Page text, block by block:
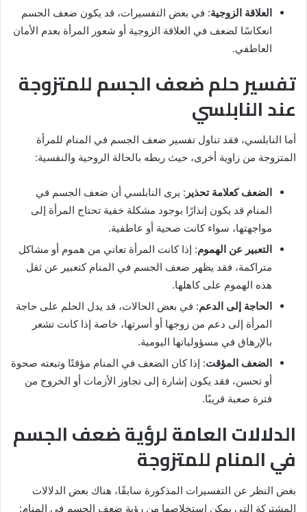
العلاقة الزوجية: في بعض التفسيرات، قد يكون ضعف الجسم
انعكاسًا لضعف في العلاقة الزوجية أو شعور المرأة بعدم الأمان
العاطفي.
تفسير حلم ضعف الجسم للمتزوجة
عند النابلسي
أما النابلسي، فقد تناول تفسير ضعف الجسم في المنام للمرأة
المتزوجة من زاوية أخرى، حيث ربطه بالحالة الروحية والنفسية:
الضعف كعلامة تحذير : يرى النابلسي أن ضعف الجسم في
المنام قد يكون إنذارًا بوجود مشكلة خفية تحتاج المرأة إلى
مواجهتها، سواء كانت صحية أو عاطفية.
التعبير عن الهموم: إذا كانت المرأة تعاني من هموم أو مشاكل
متراكمة، فقد يظهر ضعف الجسم في المنام كتعبير عن ثقل
هذه الهموم على كاهلها.
الحاجة إلى الدعم: في بعض الحالات، قد يدل الحلم على حاجة
المرأة إلى دعم من زوجها أو أسرتها، خاصة إذا كانت تشعر
بالإرهاق في مسؤولياتها اليومية.
الضعف المؤقت: إذا كان الضعف في المنام مؤقتًا وتبعته صحوة
أو تحسن، فقد يكون إشارة إلى تجاوز الأزمات أو الخروج من
فترة صعبة قريبًا.
الدلالات العامة لرؤية ضعف الجسم
في المنام للمتزوجة
بغض النظر عن التفسيرات المذكورة سابقًا، هناك بعض الدلالات
المشتركة التي يمكن استخلاصها من رؤية ضعف الجسم في المنام: